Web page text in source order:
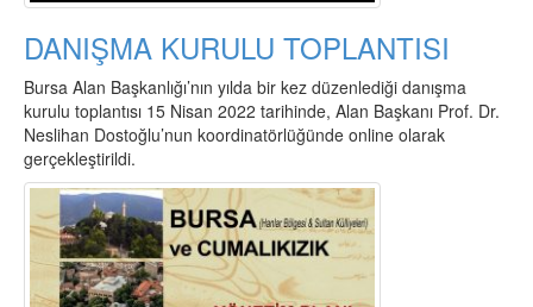
DANIŞMA KURULU TOPLANTISI
Bursa Alan Başkanlığı’nın yılda bir kez düzenlediği danışma
kurulu toplantısı 15 Nisan 2022 tarihinde, Alan Başkanı Prof. Dr.
Neslihan Dostoğlu’nun koordinatörlüğünde online olarak
gerçekleştirildi.